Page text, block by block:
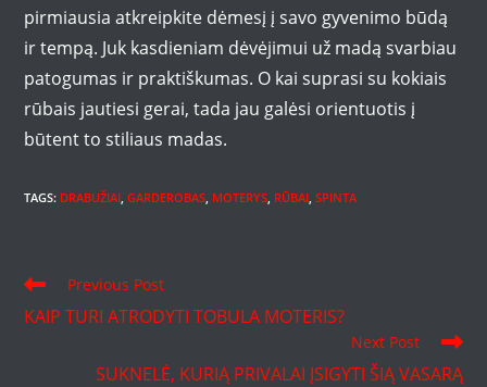
pirmiausia atkreipkite dėmesį į savo gyvenimo būdą
ir tempą. Juk kasdieniam dėvėjimui už madą svarbiau
patogumas ir praktiškumas. O kai suprasi su kokiais
rūbais jautiesi gerai, tada jau galėsi orientuotis į
būtent to stiliaus madas.
TAGS: DRABUŽIAI, GARDEROBAS, MOTERYS, RŪBAI, SPINTA
Read
articles
Previous Post
KAIP TURI ATRODYTI TOBULA MOTERIS?
Next Post
SUKNELĖ, KURIĄ PRIVALAI ĮSIGYTI ŠIĄ VASARĄ